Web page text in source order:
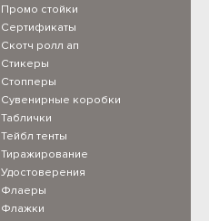
Промо стойки
Сертификаты
Скотч ролл ап
Стикеры
Стопперы
Сувенирные коробки
Таблички
Тейбл тенты
Тиражирование
Удостоверения
Флаеры
Флажки